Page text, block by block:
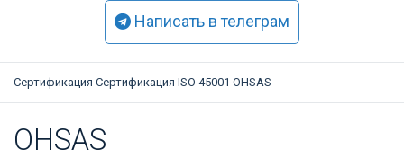
Написать в телеграм
Сертификация Сертификация ISO 45001 OHSAS
OHSAS